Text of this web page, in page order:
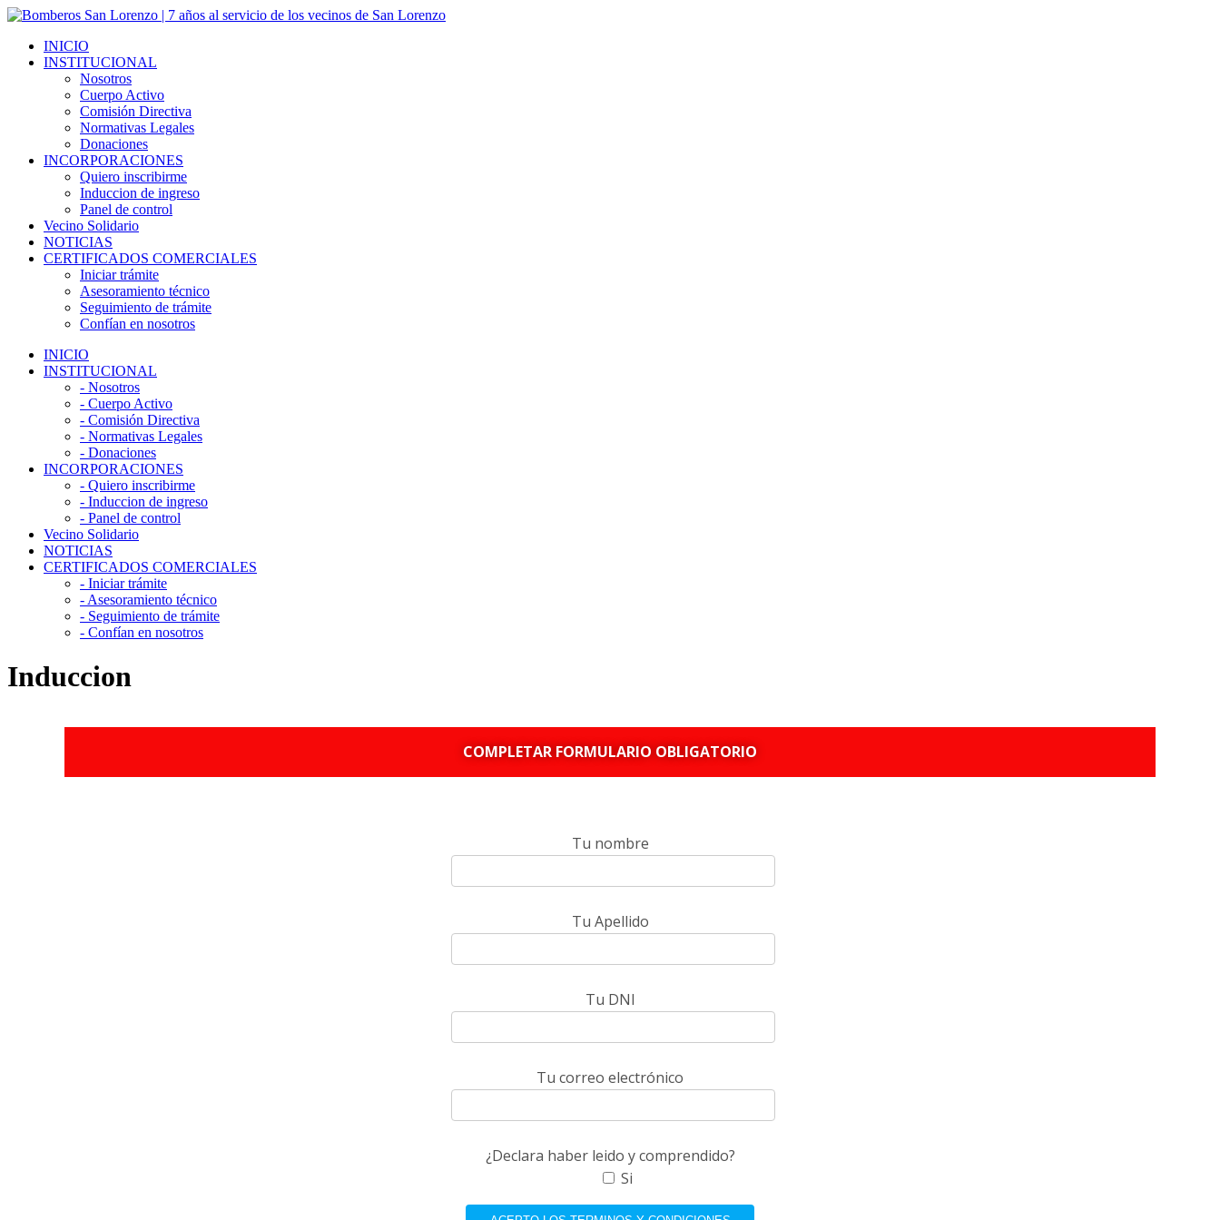
Skip
contentINICIO
INSTITUCIONAL
Nosotros
Cuerpo Activo
Comisión Directiva
Normativas Legales
Donaciones
INCORPORACIONES
Quiero inscribirme
Induccion de ingreso
Panel de control
Vecino Solidario
NOTICIAS
CERTIFICADOS COMERCIALES
Iniciar trámite
Asesoramiento técnico
Seguimiento de trámite
Confían en nosotros
INICIO
INSTITUCIONAL
- Nosotros
- Cuerpo Activo
- Comisión Directiva
- Normativas Legales
- Donaciones
INCORPORACIONES
- Quiero inscribirme
- Induccion de ingreso
- Panel de control
Vecino Solidario
NOTICIAS
CERTIFICADOS COMERCIALES
- Iniciar trámite
- Asesoramiento técnico
- Seguimiento de trámite
- Confían en nosotros
Induccion
COMPLETAR FORMULARIO OBLIGATORIO
Tu nombre
Tu Apellido
Tu DNI
Tu correo electrónico
¿Declara haber leido y comprendido?
Si